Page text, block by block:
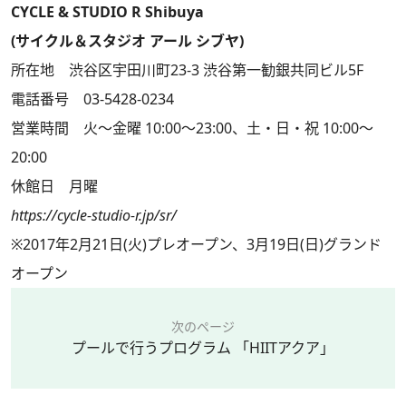
CYCLE & STUDIO R Shibuya
(サイクル＆スタジオ アール シブヤ)
所在地 渋谷区宇田川町23-3 渋谷第一勧銀共同ビル5F
電話番号 03-5428-0234
営業時間 火～金曜 10:00～23:00、土・日・祝 10:00～
20:00
休館日 月曜
https://cycle-studio-r.jp/sr/
※2017年2月21日(火)プレオープン、3月19日(日)グランド
オープン
次のページ
プールで行うプログラム 「HIITアクア」